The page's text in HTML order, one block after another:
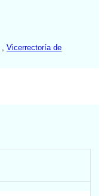
Vicerrectoría de